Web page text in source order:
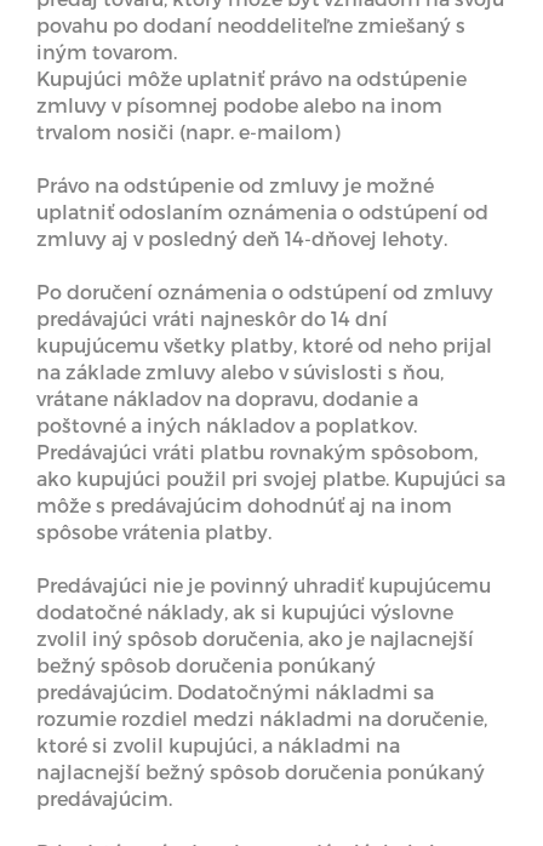
povahu po dodaní neoddeliteľne zmiešaný s
iným tovarom.
Kupujúci môže uplatniť právo na odstúpenie
zmluvy v písomnej podobe alebo na inom
trvalom nosiči (napr. e-mailom)
Právo na odstúpenie od zmluvy je možné
uplatniť odoslaním oznámenia o odstúpení od
zmluvy aj v posledný deň 14-dňovej lehoty.
Po doručení oznámenia o odstúpení od zmluvy
predávajúci vráti najneskôr do 14 dní
kupujúcemu všetky platby, ktoré od neho prijal
na základe zmluvy alebo v súvislosti s ňou,
vrátane nákladov na dopravu, dodanie a
poštovné a iných nákladov a poplatkov.
Predávajúci vráti platbu rovnakým spôsobom,
ako kupujúci použil pri svojej platbe. Kupujúci sa
môže s predávajúcim dohodnúť aj na inom
spôsobe vrátenia platby.
Predávajúci nie je povinný uhradiť kupujúcemu
dodatočné náklady, ak si kupujúci výslovne
zvolil iný spôsob doručenia, ako je najlacnejší
bežný spôsob doručenia ponúkaný
predávajúcim. Dodatočnými nákladmi sa
rozumie rozdiel medzi nákladmi na doručenie,
ktoré si zvolil kupujúci, a nákladmi na
najlacnejší bežný spôsob doručenia ponúkaný
predávajúcim.